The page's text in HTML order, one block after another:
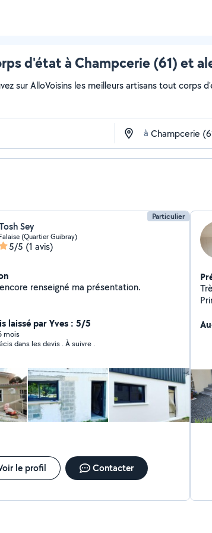
d'état à Champcerie (61) et
sur AlloVoisins les meilleurs artisans tout corps
à
Particulier
Sey
Falaise (Quartier Guibray)
5/5 (1 avis)
Je n'ai pas encore renseigné ma présentation.
laissé par Yves : 5/5
mois
dans les devis . À suivre .
le profil Contacter
de